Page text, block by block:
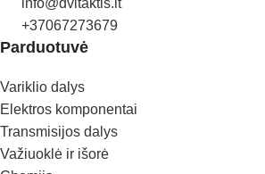
+37067273679
Parduotuvė
Variklio dalys
Elektros komponentai
Transmisijos dalys
Važiuoklė ir išorė